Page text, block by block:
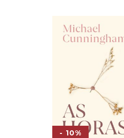
- 10%